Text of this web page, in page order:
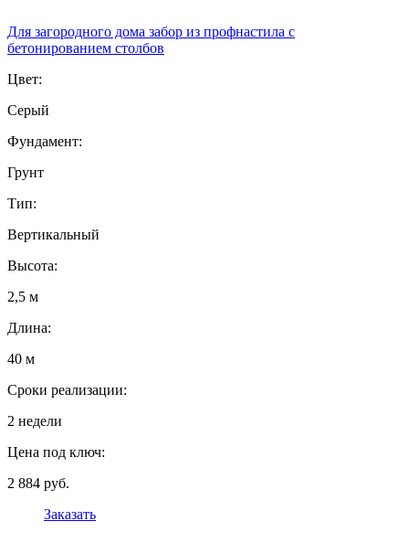
Для загородного дома забор из профнастила с
бетонированием столбов
Цвет:
Серый
Фундамент:
Грунт
Тип:
Вертикальный
Высота:
2,5 м
Длина:
40 м
Сроки реализации:
2 недели
Цена под ключ:
2 884 руб.
Заказать